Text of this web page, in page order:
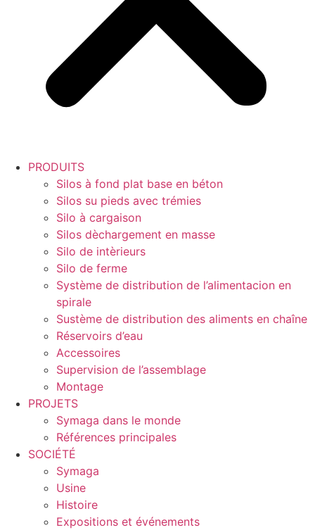
PRODUITS
Silos à fond plat base en béton
Silos su pieds avec trémies
Silo à cargaison
Silos dèchargement en masse
Silo de intèrieurs
Silo de ferme
Système de distribution de l’alimentacion en
spirale
Sustème de distribution des aliments en chaîne
Réservoirs d’eau
Accessoires
Supervision de l’assemblage
Montage
PROJETS
Symaga dans le monde
Références principales
SOCIÉTÉ
Symaga
Usine
Histoire
Expositions et événements